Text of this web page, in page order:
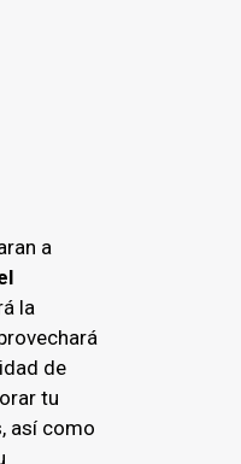
a
la
de
tu
así como